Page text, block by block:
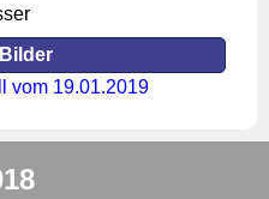
vom 19.01.2019